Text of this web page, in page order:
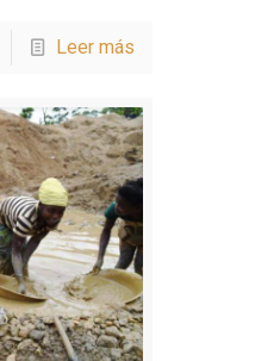
Leer más